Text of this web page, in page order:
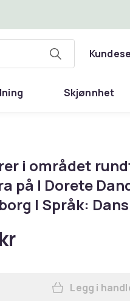
Skjønnhet
i området
på | Dorete
| Språk:
Legg i